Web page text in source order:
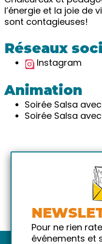
l’énergie et la joie de
sont contagieuses!
Réseaux
Instagram
Animation
Soirée Salsa
Soirée Salsa
Pour ne rien
événements et